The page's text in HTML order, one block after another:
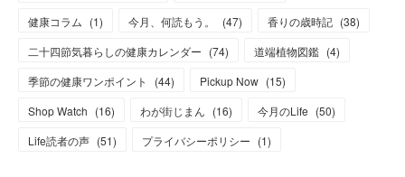
健康コラム (1) 今月、何読もう。 (47) 香りの歳時記 (38)
二十四節気暮らしの健康カレンダー (74) 道端植物図鑑 (4)
季節の健康ワンポイント
(44) Pickup Now (15)
Shop Watch (16) わが街じまん (16) 今月のLife (50)
Life読者の声 (51) プライバシーポリシー (1)